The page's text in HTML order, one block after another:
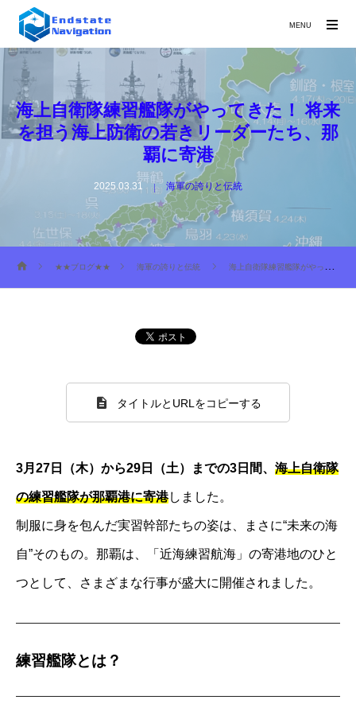
海上自衛隊練習艦隊がやってきた！ 将来
を担う海上防衛の若きリーダーたち、那
覇に寄港
2025.03.31 海軍の誇りと伝統
★★ブログ★★ 海軍の誇りと伝統 海上自衛隊練習艦隊がやってきた！ 将来を担う海上防衛の若きリーダーたち、那覇に寄港
タイトルとURLをコピーする
3月27日（木）から29日（土）までの3日間、 海上自衛隊
の練習艦隊が那覇港に寄港しました。
制服に身を包んだ実習幹部たちの姿は、まさに“未来の海
自”そのもの。那覇は、「近海練習航海」の寄港地のひと
つとして、さまざまな行事が盛大に開催されました。
練習艦隊とは？
MENU